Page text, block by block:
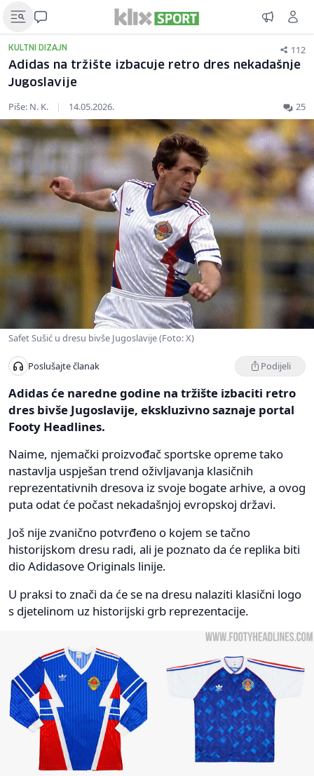
KULTNI DIZAJN 112
Adidas na tržište izbacuje retro dres nekadašnje
Jugoslavije
Piše: N. K. | 14.05.2026. 25
Safet Sušić u dresu bivše Jugoslavije (Foto: X)
Poslušajte članak Podijeli
Adidas će naredne godine na tržište izbaciti retro
dres bivše Jugoslavije, ekskluzivno saznaje portal
Footy Headlines.
Naime, njemački proizvođač sportske opreme tako
nastavlja uspješan trend oživljavanja klasičnih
reprezentativnih dresova iz svoje bogate arhive, a ovog
puta odat će počast nekadašnjoj evropskoj državi.
Još nije zvanično potvrđeno o kojem se tačno
historijskom dresu radi, ali je poznato da će replika biti
dio Adidasove Originals linije.
U praksi to znači da će se na dresu nalaziti klasični logo
s djetelinom uz historijski grb reprezentacije.